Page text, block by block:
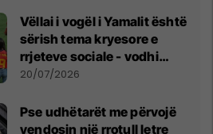
Vëllai i vogël i Yamalit është
sërish tema kryesore e
rrjeteve sociale - vodhi
vëmendjen pas finales së
20/07/2026
Pse udhëtarët me përvojë
vendosin një rrotull letre